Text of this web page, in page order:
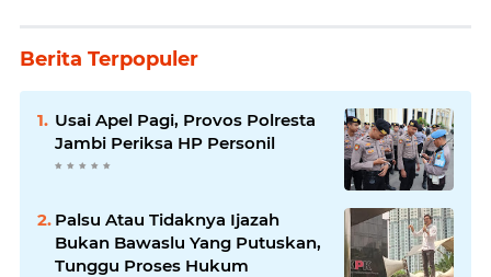
Berita Terpopuler
Usai Apel Pagi, Provos Polresta
Jambi Periksa HP Personil
Palsu Atau Tidaknya Ijazah
Bukan Bawaslu Yang Putuskan,
Tunggu Proses Hukum